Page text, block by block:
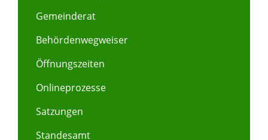
Gemeinderat
Behördenwegweiser
Öffnungszeiten
Onlineprozesse
Satzungen
Standesamt